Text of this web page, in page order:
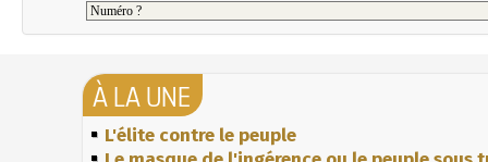
À LA UNE
L'élite contre le peuple